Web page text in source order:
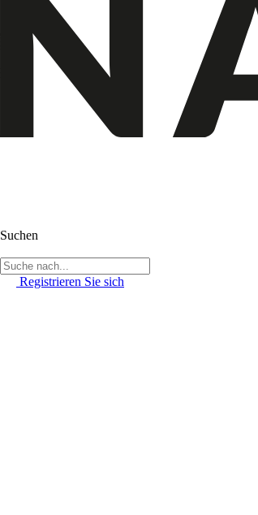
Suchen
Registrieren Sie sich